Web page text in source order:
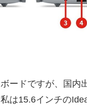
ードですが、国内
は15.6インチの